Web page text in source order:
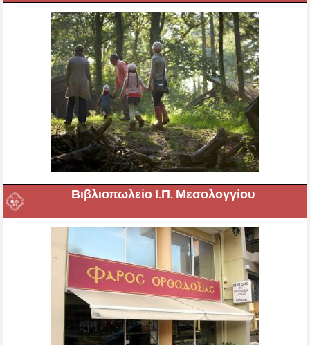
Βιβλιοπωλείο Ι.Π. Μεσολογγίου